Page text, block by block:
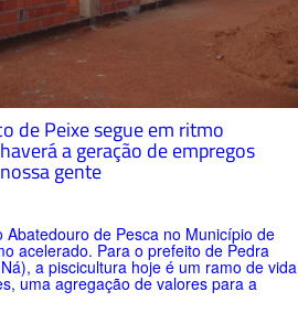
de Peixe segue em ritmo
a geração de empregos
gente
de Pesca no Município de
acelerado. Para o prefeito de Pedra
a piscicultura hoje é um ramo de vida
uma agregação de valores para a